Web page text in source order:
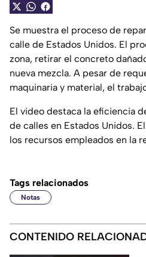
Se muestra el proceso de
calle de Estados Unidos. El
zona, retirar el concreto
nueva mezcla. A pesar de
maquinaria y material, el
El video destaca la eficiencia
de calles en Estados Unidos.
los recursos empleados en la
Tags relacionados
Notas
CONTENIDO